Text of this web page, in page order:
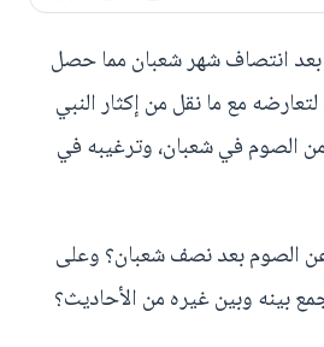
انتصاف شهر شعبان مما حصل
مع ما نقل من إكثار النبي
الصوم في شعبان، وترغيبه في
الصوم بعد نصف شعبان؟ وعلى
بينه وبين غيره من الأحاديث؟